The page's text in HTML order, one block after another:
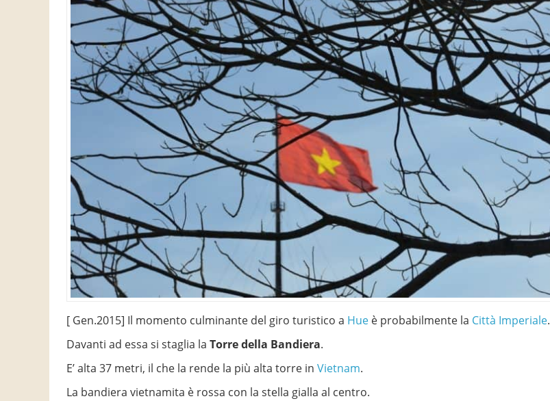
[ Gen.2015] Il momento culminante del giro turistico a Hue è probabilmente la Città Imperiale.
Davanti ad essa si staglia la Torre della Bandiera.
E’ alta 37 metri, il che la rende la più alta torre in Vietnam.
La bandiera vietnamita è rossa con la stella gialla al centro.